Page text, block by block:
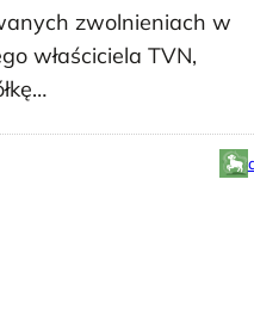
zwolnieniach w
właściciela TVN,